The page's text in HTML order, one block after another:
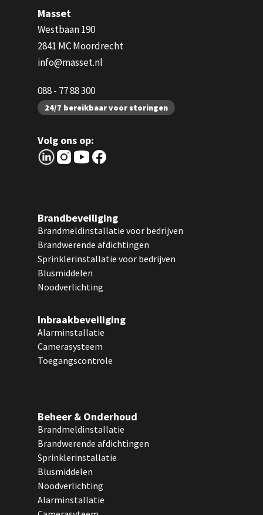
Masset
Westbaan 190
2841 MC Moordrecht
info@masset.nl
088 - 77 88 300
24/7 bereikbaar voor storingen
Volg ons op:
Brandbeveiliging
Brandmeldinstallatie voor bedrijven
Brandwerende afdichtingen
Sprinklerinstallatie voor bedrijven
Blusmiddelen
Noodverlichting
Inbraakbeveiliging
Alarminstallatie
Camerasysteem
Toegangscontrole
Beheer & Onderhoud
Brandmeldinstallatie
Brandwerende afdichtingen
Sprinklerinstallatie
Blusmiddelen
Noodverlichting
Alarminstallatie